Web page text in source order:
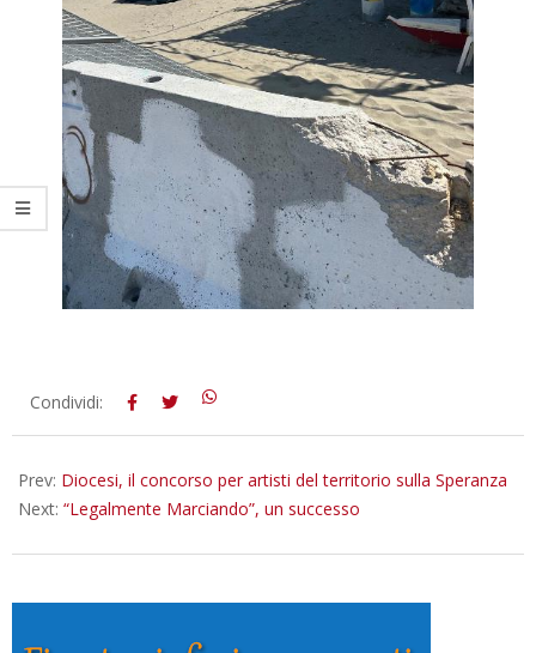
2025-
Condividi:
Prev: Diocesi, il concorso per artisti del territorio sulla Speranza
Next: “Legalmente Marciando”, un successo